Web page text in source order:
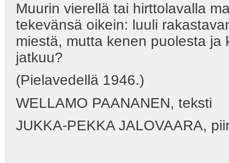
Muurin vierellä tai hirttolavalla
tekevänsä oikein: luuli
miestä, mutta kenen puolesta
jatkuu?
(Pielavedellä 1946.)
WELLAMO PAANANEN, teksti
JUKKA-PEKKA JALOVAARA,